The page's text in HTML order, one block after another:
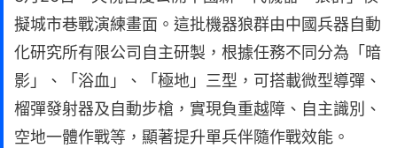
擬城市巷戰演練畫面。這批機器狼群由中國兵器自動
化研究所有限公司自主研製，根據任務不同分為「暗
影」、「浴血」、「極地」三型，可搭載微型導彈、
榴彈發射器及自動步槍，實現負重越障、自主識別、
空地一體作戰等，顯著提升單兵伴隨作戰效能。